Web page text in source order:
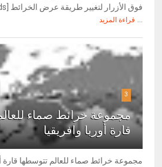
قراءة المزيد
3
مجموعة خرائط صماء
قارة أوربا وافريقيا
مجموعة خرائط صماء للعالم تتوسطها قارة